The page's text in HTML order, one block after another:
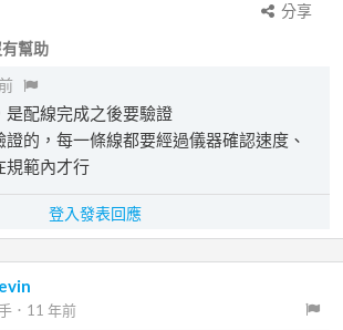
分享
幫助
是配線完成之後要驗證
的，每一條線都要經過儀器確認速度、
規範內才行
登入發表回應
． 11 年前